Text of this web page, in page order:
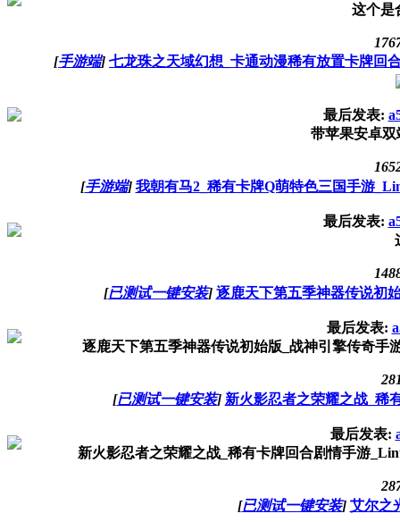
这个是
[手游端] 七龙珠之天域幻想_卡通动漫稀有放置卡牌回
最后发表:
带苹果安卓
[手游端] 我朝有马2_稀有卡牌Q萌特色三国手游
最后发表:
[已测试一键安装] 逐鹿天下第五季神器传说初
最后发表:
逐鹿天下第五季神器传说初始版_战神引擎传奇手
[已测试一键安装] 新火影忍者之荣耀之战_稀
最后发表:
新火影忍者之荣耀之战_稀有卡牌回合剧情手游
[已测试一键安装] 艾尔之